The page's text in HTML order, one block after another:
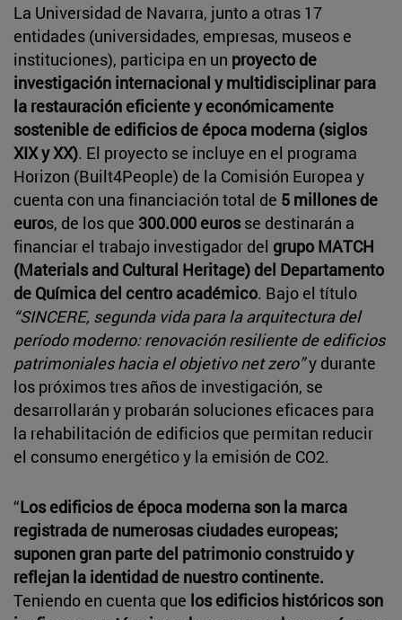
La Universidad de Navarra, junto a otras 17
entidades (universidades, empresas, museos e
instituciones), participa en un proyecto de
investigación internacional y multidisciplinar para
la restauración eficiente y económicamente
sostenible de edificios de época moderna (siglos
XIX y XX). El proyecto se incluye en el programa
Horizon (Built4People) de la Comisión Europea y
cuenta con una financiación total de 5 millones de
euros, de los que 300.000 eurosse destinarán a
financiar el trabajo investigador del grupo MATCH
(Materials and Cultural Heritage) del Departamento
de Química del centro académico. Bajo el título
“SINCERE, segunda vida para la arquitectura del
período moderno: renovación resiliente de edificios
patrimoniales hacia el objetivo net zero”y durante
los próximos tres años de investigación, se
desarrollarán y probarán soluciones eficaces para
la rehabilitación de edificios que permitan reducir
el consumo energético y la emisión de CO2.
“Los edificios de época moderna son la marca
registrada de numerosas ciudades europeas;
suponen gran parte del patrimonio construido y
reflejan la identidad de nuestro continente.
Teniendo en cuenta que los edificios históricos son